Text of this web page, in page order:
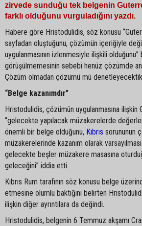
zirvede sunduğu tek belgenin
farklı olduğunu vurguladığını yazdı.
Habere göre Hristodulidis, söz konusu
sayfadan oluştuğunu, çözümün içeriğiyle
uygulanmasının izlenmesiyle ilişkili
görüşülmemesinin sebebi henüz çözümde
Çözüm olmadan çözümü mü
“Belge kazanımdır”
Hristodulidis, çözümün uygulanmasına ilişkin
“gelecekte yapılacak müzakerelerde
önemli bir belge olduğunu, Kıbrıs sorununun
müzakerelerinde kazanım olarak
gelecekte beşler müzakere masasına
geleceğini” iddia etti.
Kıbrıs Rum tarafının söz konusu belge
etmesine olumlu baktığını belirten
ilişkin diğer ayrıntılara da değindi.
Hristodulidis, belgenin 6 Temmuz akşamı